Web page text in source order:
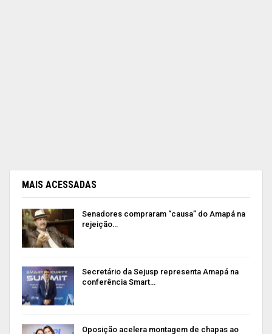
MAIS ACESSADAS
Senadores compraram “causa” do Amapá na
rejeição…
Secretário da Sejusp representa Amapá na
conferência Smart…
Oposição acelera montagem de chapas ao